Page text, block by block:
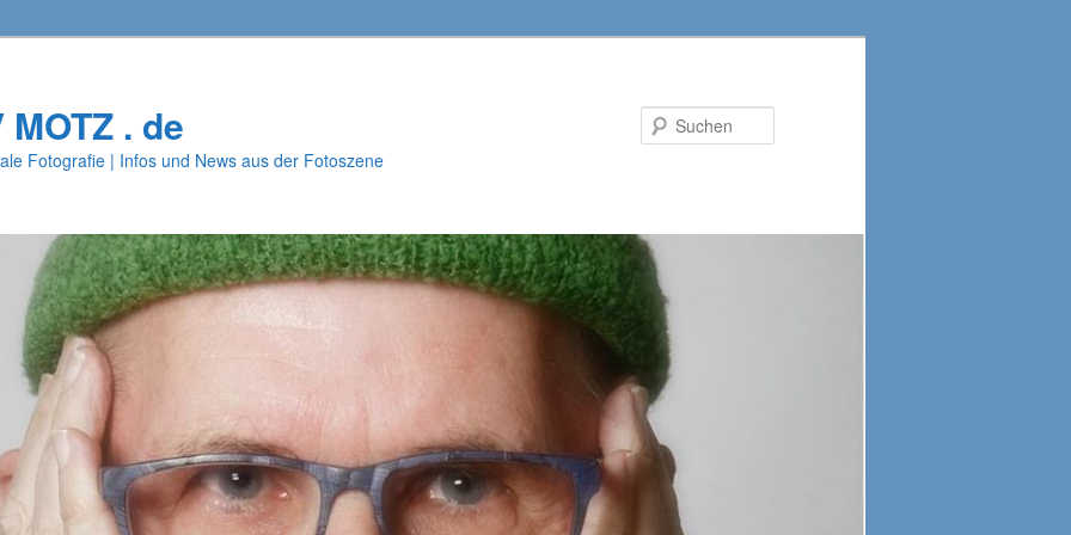
. de
Fotografie | Infos und News aus der Fotoszene